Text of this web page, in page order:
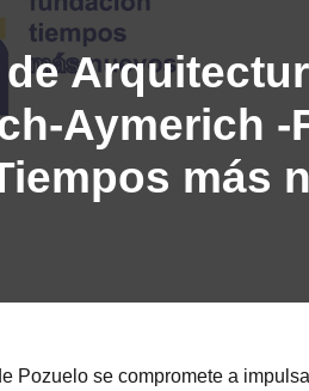
Aymerich -
más
Pozuelo se compromete a